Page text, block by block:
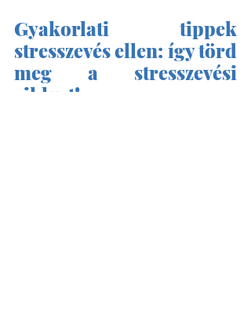
Gyakorlati tippek
stresszevés ellen: így törd
meg a stresszevési
ciklust!